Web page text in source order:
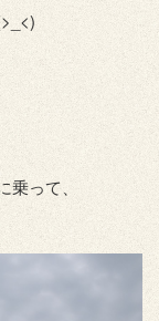
って、